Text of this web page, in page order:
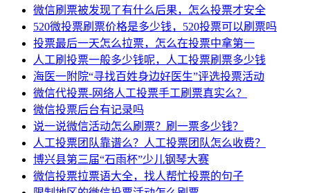
微信刷票被发现了有什么后果，怎么投票才安全
520微投票刷票价格是多少钱，520投票可以刷票吗
投票最后一天怎么拉票，怎么在投票中拿第一
人工刷投票一般多少钱呢，人工投票刷票多少钱
海医一附院“寻找百姓身边好医生”评选投票活动
微信代投票-网络人工投票手工刷票真实么？
微信投票后台有记录吗
说一说微信活动怎么刷票？刷一票多少钱？
人工投票团队靠谱么？人工投票团队怎么收费？
博兴县第三届“石雨杯”少儿钢琴大赛
微信投票拉票语大全，找人帮忙投票的句子